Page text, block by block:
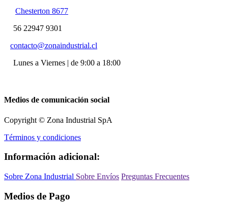
Chesterton 8677
56 22947 9301
contacto@zonaindustrial.cl
Lunes a Viernes | de 9:00 a 18:00
Medios de comunicación social
Copyright © Zona Industrial SpA
Términos y condiciones
Información adicional:
Sobre Zona Industrial Sobre Envíos Preguntas Frecuentes
Medios de Pago